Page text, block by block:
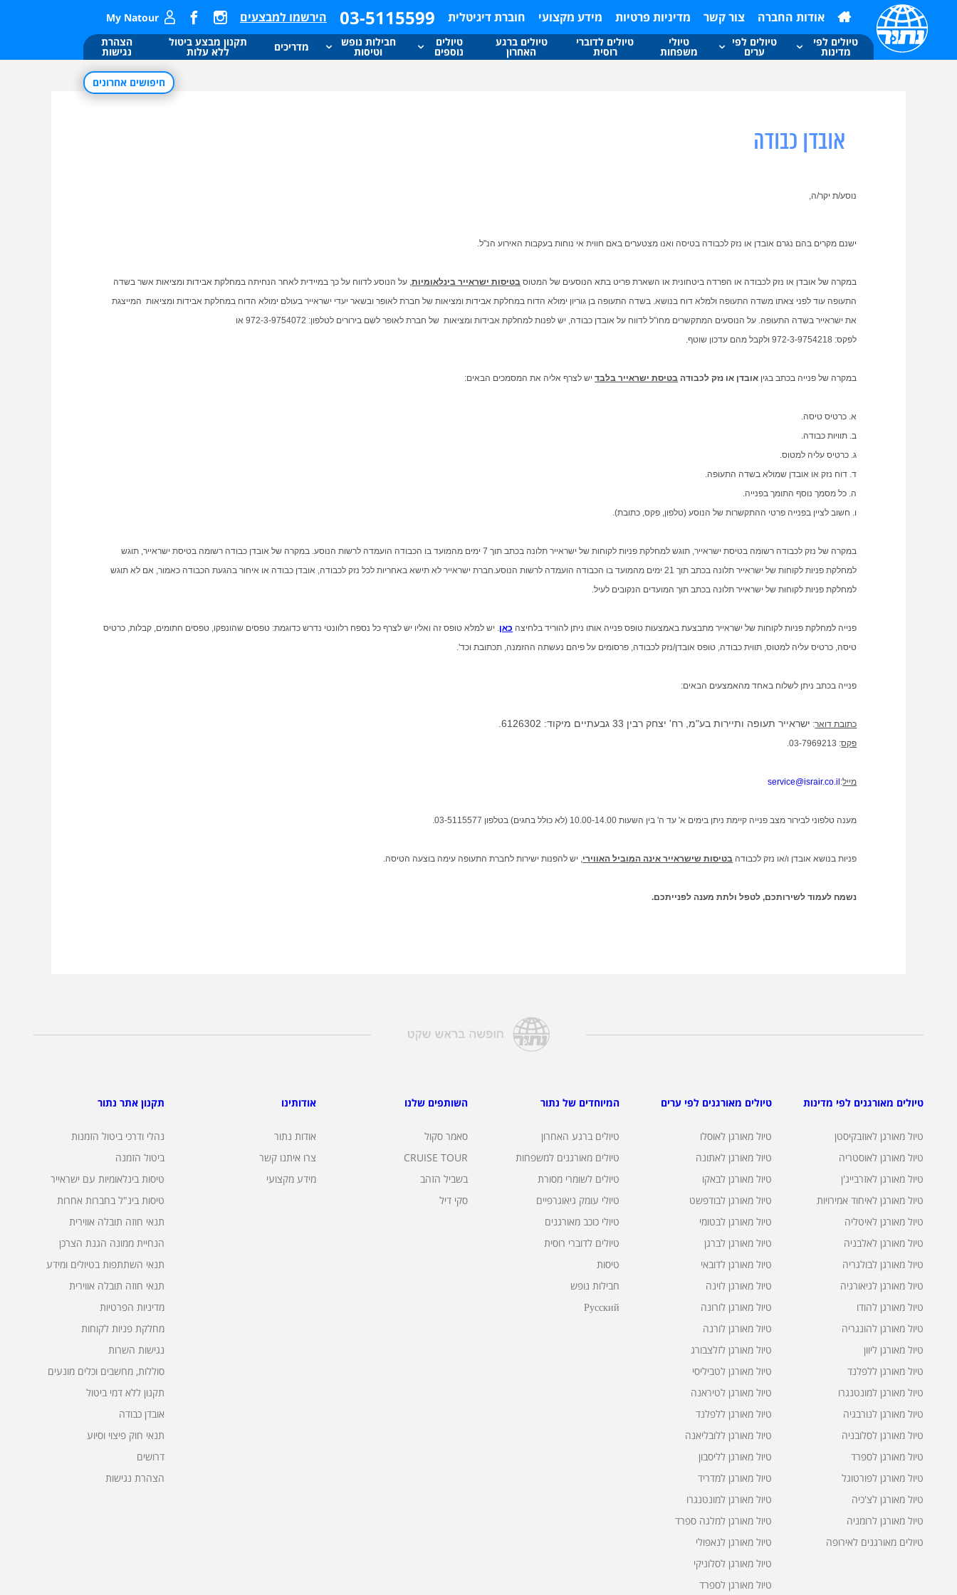
אודות החברה צור קשר מדיניות פרטיות מידע מקצועי חוברת דיגיטלית 03-5115599 הירשמו למבצעים
מייל
סלולרי
אני נותן הסכמתי שפרטיי יכללו במאגר המידע של ישראייר
ומאשר לישראייר להעביר את פרטיי לחברות בנות של ישראייר
My Natour
טיולים לפי
מדינות
טיולים לפי
ערים
טיולי
משפחות
טיולים לדוברי
רוסית
טיולים ברגע
האחרון
טיולים
נוספים
חבילות נופש
וטיסות מדריכים תקנון מבצע ביטול
ללא עלות
הצהרת
נגישות
חיפושים אחרונים
אובדן כבודה
נוסע/ת יקר/ה,
ישנם מקרים בהם נגרם אובדן או נזק לכבודה בטיסה ואנו מצטערים באם חווית אי נוחות בעקבות האירוע הנ"ל.
במקרה של אובדן או נזק לכבודה או הפרדה ביטחונית או השארת פריט בתא הנוסעים של המטוס בטיסות ישראייר בינלאומיות, על הנוסע לדווח על כך במיידית לאחר הנחיתה במחלקת אבידות ומציאות אשר בשדה
התעופה עוד לפני צאתו משדה התעופה ולמלא דוח בנושא. בשדה התעופה בן גוריון ימולא הדוח במחלקת אבידות ומציאות של חברת לאופר ובשאר יעדי ישראייר בעולם ימולא הדוח במחלקת אבידות ומציאות המייצגת
את ישראייר בשדה התעופה. על הנוסעים המתקשרים מחו"ל לדווח על אובדן כבודה, יש לפנות למחלקת אבידות ומציאות של חברת לאופר לשם בירורים לטלפון: 972-3-9754072 או
לפקס: 972-3-9754218 ולקבל מהם עדכון שוטף.
במקרה של פנייה בכתב בגין אובדן או נזק לכבודה בטיסת ישראייר בלבדיש לצרף אליה את המסמכים הבאים:
א. כרטיס טיסה.
ב. תוויות כבודה.
ג. כרטיס עליה למטוס.
ד. דוח נזק או אובדן שמולא בשדה התעופה.
ה. כל מסמך נוסף התומך בפנייה.
ו. חשוב לציין בפנייה פרטי ההתקשרות של הנוסע (טלפון, פקס, כתובת).
במקרה של נזק לכבודה רשומה בטיסת ישראייר, תוגש למחלקת פניות לקוחות של ישראייר תלונה בכתב תוך 7 ימים מהמועד בו הכבודה הועמדה לרשות הנוסע. במקרה של אובדן כבודה רשומה בטיסת ישראייר, תוגש
למחלקת פניות לקוחות של ישראייר תלונה בכתב תוך 21 ימים מהמועד בו הכבודה הועמדה לרשות הנוסע.חברת ישראייר לא תישא באחריות לכל נזק לכבודה, אובדן כבודה או איחור בהגעת הכבודה כאמור, אם לא תוגש
למחלקת פניות לקוחות של ישראייר תלונה בכתב תוך המועדים הנקובים לעיל.
פנייה למחלקת פניות לקוחות של ישראייר מתבצעת באמצעות טופס פנייה אותו ניתן להוריד בלחיצה כאן. יש למלא טופס זה ואליו יש לצרף כל נספח רלוונטי נדרש כדוגמת: טפסים שהונפקו, טפסים חתומים, קבלות, כרטיס
טיסה, כרטיס עליה למטוס, תווית כבודה, טופס אובדן/נזק לכבודה, פרסומים על פיהם נעשתה ההזמנה, תכתובת וכד'.
פנייה בכתב ניתן לשלוח באחד מהאמצעים הבאים:
כתובת דואר: ישראייר תעופה ותיירות בע"מ, רח' יצחק רבין 33 גבעתיים מיקוד: 6126302.
פקס: 03-7969213.
מייל:
service@israir.co.il
מענה טלפוני לבירור מצב פנייה קיימת ניתן בימים א' עד ה' בין השעות 10.00-14.00 (לא כולל בחגים) בטלפון 03-5115577.
פניות בנושא אובדן ו/או נזק לכבודה בטיסות שישראייר אינה המוביל האווירי, יש להפנות ישירות לחברת התעופה עימה בוצעה הטיסה.
נשמח לעמוד לשירותכם, לטפל ולתת מענה לפנייתכם.
טיולים מאורגנים לפי מדינות
טיול מאורגן לאוזבקיסטן
טיול מאורגן לאוסטריה
טיול מאורגן לאזרבייג'ן
טיול מאורגן לאיחוד אמירויות
טיול מאורגן לאיטליה
טיול מאורגן לאלבניה
טיול מאורגן לבולגריה
טיול מאורגן לגיאורגיה
טיול מאורגן להודו
טיול מאורגן להונגריה
טיול מאורגן ליוון
טיול מאורגן ללפלנד
טיול מאורגן למונטנגרו
טיול מאורגן לנורבגיה
טיול מאורגן לסלובניה
טיול מאורגן לספרד
טיול מאורגן לפורטוגל
טיול מאורגן לצ'כיה
טיול מאורגן לרומניה
טיולים מאורגנים לאירופה
טיולים מאורגנים לפי ערים
טיול מאורגן לאוסלו
טיול מאורגן לאתונה
טיול מאורגן לבאקו
טיול מאורגן לבודפשט
טיול מאורגן לבטומי
טיול מאורגן לברגן
טיול מאורגן לדובאי
טיול מאורגן לוינה
טיול מאורגן לורונה
טיול מאורגן לורנה
טיול מאורגן לזלצבורג
טיול מאורגן לטביליסי
טיול מאורגן לטיראנה
טיול מאורגן ללפלנד
טיול מאורגן ללובליאנה
טיול מאורגן לליסבון
טיול מאורגן למדריד
טיול מאורגן למונטנגרו
טיול מאורגן למלגה ספרד
טיול מאורגן לנאפולי
טיול מאורגן לסלוניקי
טיול מאורגן לספרד
המיוחדים של נתור
טיולים ברגע האחרון
טיולים מאורגנים למשפחות
טיולים לשומרי מסורת
טיולי עומק גיאוגרפיים
טיולי כוכב מאורגנים
טיולים לדוברי רוסית
טיסות
חבילות נופש
Русский
השותפים שלנו
סאמר סקול
CRUISE TOUR
בשביל הזהב
סקי דיל
אודותינו
אודות נתור
צרו איתנו קשר
מידע מקצועי
תקנון אתר נתור
נהלי ודרכי ביטול הזמנות
ביטול הזמנה
טיסות בינלאומיות עם ישראייר
טיסות בינ"ל בחברות אחרות
תנאי חוזה תובלה אווירית
הנחיית ממונה הגנת הצרכן
תנאי השתתפות בטיולים ומידע
תנאי חוזה תובלה אווירית
מדיניות הפרטיות
מחלקת פניות לקוחות
נגישות השרות
סוללות, מחשבים וכלים מונעים
תקנון ללא דמי ביטול
אובדן כבודה
תנאי חוק פיצוי וסיוע
דרושים
הצהרת נגישות